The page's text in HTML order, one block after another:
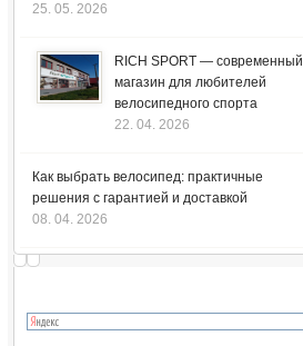
25. 05. 2026
RICH SPORT — современный
магазин для любителей
велосипедного спорта
22. 04. 2026
Как выбрать велосипед: практичные
решения с гарантией и доставкой
08. 04. 2026